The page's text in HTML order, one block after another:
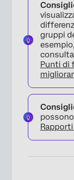
gruppi
Punti di